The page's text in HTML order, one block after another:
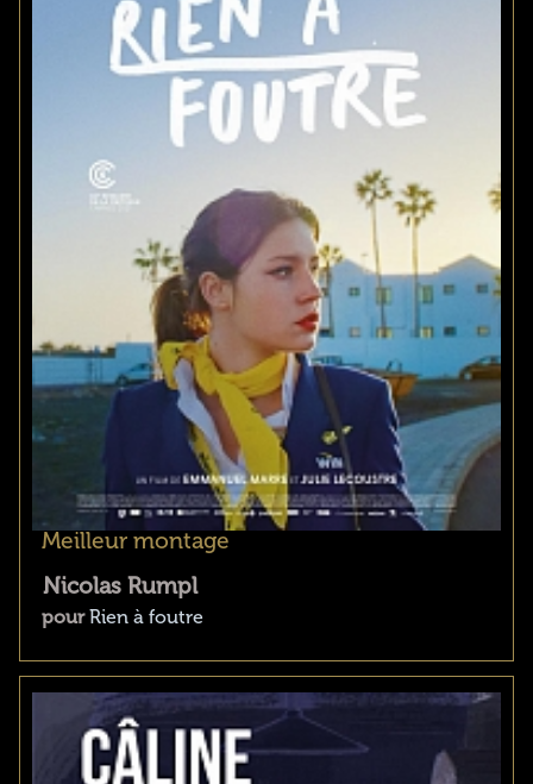
Meilleur montage
Nicolas Rumpl
pourRien à foutre